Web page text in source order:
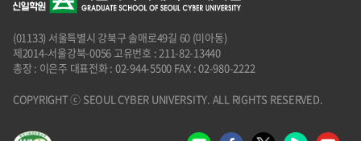
(01133) 서울특별시 강북구 솔매로49길 60 (미아동)
제2014-서울강북-0056 고유번호 : 211-82-13440
총장 : 이은주 대표전화 : 02-944-5500 FAX : 02-980-2222
COPYRIGHT ⓒ SEOUL CYBER UNIVERSITY. ALL RIGHTS RESERVED.